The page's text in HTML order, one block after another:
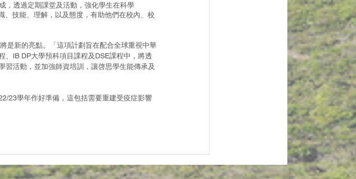
，透過定期課堂及活動，強化學生在科學
、技能、理解，以及態度，有助他們在校內、校
是新的亮點。「這項計劃旨在配合全球重視中華
、IB DP大學預科項目課程及DSE課程中，將透
習活動，並加強師資培訓，讓啓思學生能傳承及
23學年作好準備，這包括需要重建受疫症影響